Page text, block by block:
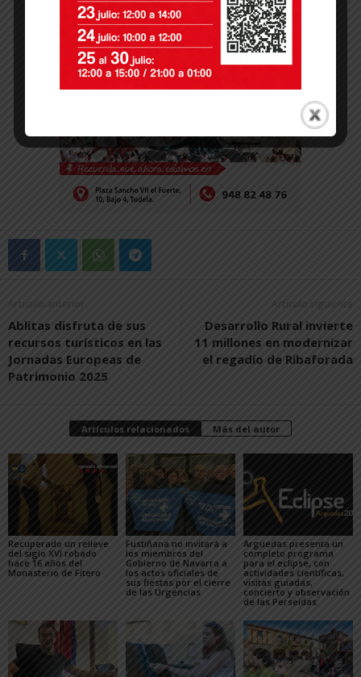
Artículo anterior
Ablitas disfruta de sus
recursos turísticos en las
Jornadas Europeas de
Patrimonio 2025
Artículo siguiente
Desarrollo Rural invierte
11 millones en modernizar
el regadío de Ribaforada
Artículos relacionados Más del autor
Recuperado un relieve
del siglo XVI robado
hace 16 años del
Monasterio de Fitero
Fustiñana no invitará a
los miembros del
Gobierno de Navarra a
los actos oficiales de
sus fiestas por el cierre
de las Urgencias
Arguedas presenta un
completo programa
para el eclipse, con
actividades científicas,
visitas guiadas,
concierto y observación
de las Perseidas